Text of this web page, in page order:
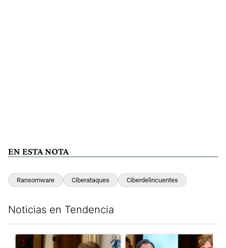
EN ESTA NOTA
Ransomware Ciberataques Ciberdelincuentes
Noticias en Tendencia
Un artículo de tendencia con el título "Encuesta: Patricia
Un artículo de tendencia con